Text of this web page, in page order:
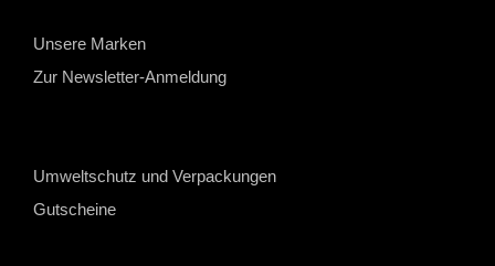
Unsere Marken
Zur Newsletter-Anmeldung
Umweltschutz und Verpackungen
Gutscheine